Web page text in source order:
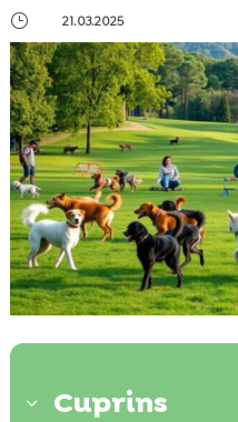
}
21.03.2025
3 Cuprins